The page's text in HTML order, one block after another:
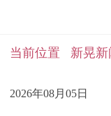
当前位置 新晃新
2026年08月05日